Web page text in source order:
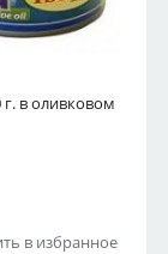
г. в оливковом
в избранное